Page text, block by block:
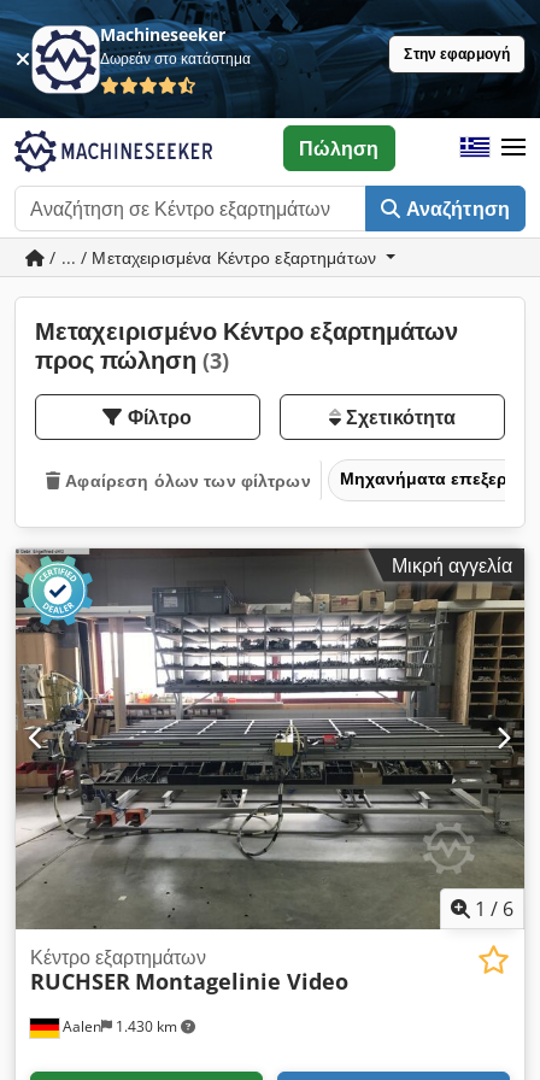
Machineseeker
Δωρεάν στο κατάστημα Στην εφαρμογή
Αναζήτηση
Πώληση
/ ... / Μεταχειρισμένα Κέντρο εξαρτημάτων
Μεταχειρισμένο Κέντρο εξαρτημάτων
προς πώληση (3)
Φίλτρο Σχετικότητα
Αφαίρεση όλων των φίλτρων Μηχανήματα
Μικρή αγγελία
1 / 6
Aalen 1.430 km
Κέντρο εξαρτημάτων
RUCHSER Montagelinie Video